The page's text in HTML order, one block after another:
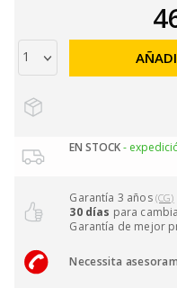
EN STOCK-
Garantía 3 años (CG)
30 días para
Garantía de mejor
Necessita